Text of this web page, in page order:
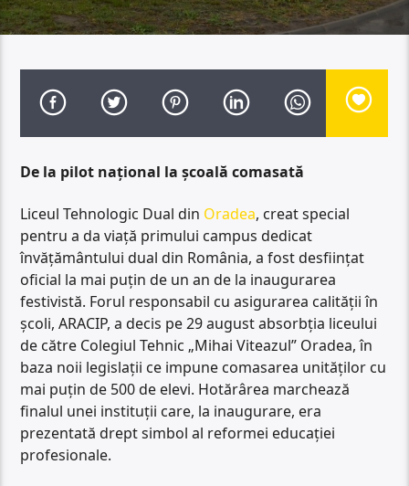
De la pilot național la școală comasată
Liceul Tehnologic Dual din Oradea, creat special
pentru a da viață primului campus dedicat
învățământului dual din România, a fost desființat
oficial la mai puțin de un an de la inaugurarea
festivistă. Forul responsabil cu asigurarea calității în
școli, ARACIP, a decis pe 29 august absorbția liceului
de către Colegiul Tehnic „Mihai Viteazul” Oradea, în
baza noii legislații ce impune comasarea unităților cu
mai puțin de 500 de elevi. Hotărârea marchează
finalul unei instituții care, la inaugurare, era
prezentată drept simbol al reformei educației
profesionale.